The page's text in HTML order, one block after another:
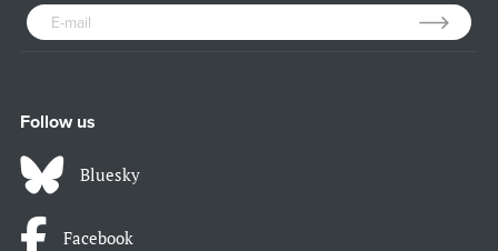
Follow us
Bluesky
Facebook